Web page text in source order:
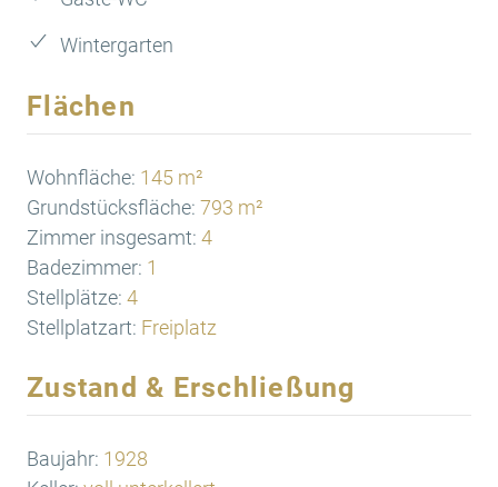
Wintergarten
Flächen
Wohnfläche: 145 m²
Grundstücksfläche: 793 m²
Zimmer insgesamt: 4
Badezimmer: 1
Stellplätze: 4
Stellplatzart: Freiplatz
Zustand & Erschließung
Baujahr: 1928